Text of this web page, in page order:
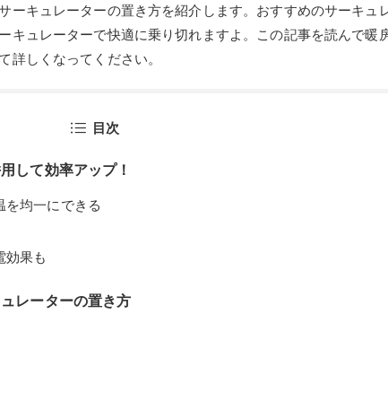
ーキュレーターの置き方を紹介します。おすすめのサーキュ
キュレーターで快適に乗り切れますよ。この記事を読んで暖
詳しくなってください。
目次
して効率アップ！
を均一にできる
効果も
レーターの置き方